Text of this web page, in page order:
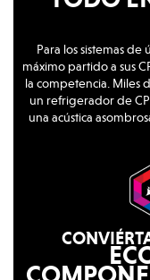
Para los sistemas
máximo partido a sus
la competencia. Miles
un refrigerador de
una acústica